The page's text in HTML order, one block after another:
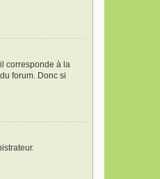
corresponde à la
forum. Donc si